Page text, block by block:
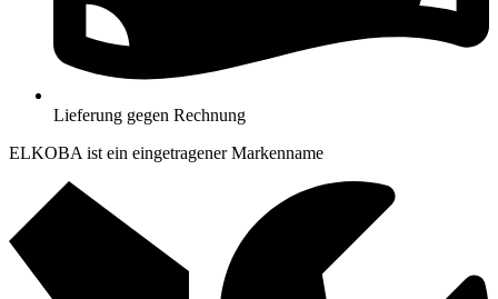
Lieferung gegen Rechnung
ELKOBA ist ein eingetragener Markenname